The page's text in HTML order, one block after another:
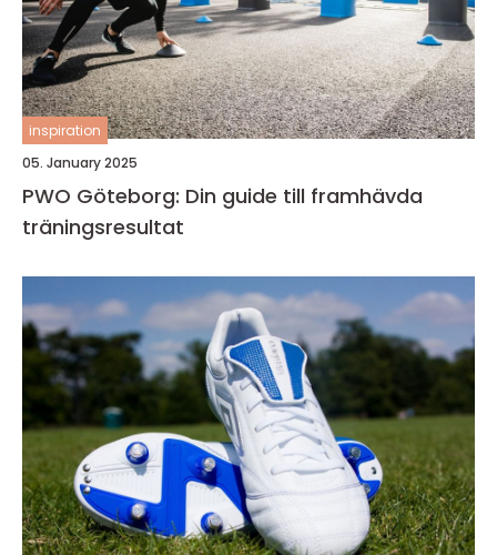
inspiration
05. January 2025
PWO Göteborg: Din guide till framhävda
träningsresultat